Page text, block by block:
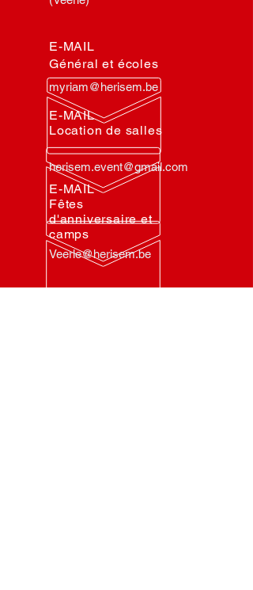
E-MAIL
Général et écoles
myriam@herisem.be
E-MAIL
Location de salles
herisem.event@gmail.com
E-MAIL
Fêtes
d'anniversaire et
camps
Veerle@herisem.be